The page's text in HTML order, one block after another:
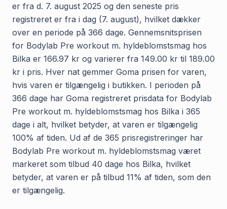
er fra d. 7. august 2025 og den seneste pris
registreret er fra i dag (7. august), hvilket dækker
over en periode på 366 dage. Gennemsnitsprisen
for Bodylab Pre workout m. hyldeblomstsmag hos
Bilka er 166.97 kr og varierer fra 149.00 kr til 189.00
kr i pris. Hver nat gemmer Goma prisen for varen,
hvis varen er tilgængelig i butikken. I perioden på
366 dage har Goma registreret prisdata for Bodylab
Pre workout m. hyldeblomstsmag hos Bilka i 365
dage i alt, hvilket betyder, at varen er tilgængelig
100% af tiden. Ud af de 365 prisregistreringer har
Bodylab Pre workout m. hyldeblomstsmag været
markeret som tilbud 40 dage hos Bilka, hvilket
betyder, at varen er på tilbud 11% af tiden, som den
er tilgængelig.